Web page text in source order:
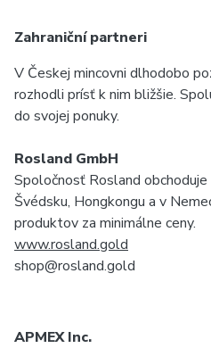
Zahraniční partneri
V Českej mincovni dlhodobo
rozhodli prísť k nim bližšie.
do svojej ponuky.
Rosland GmbH
Spoločnosť Rosland
Švédsku, Hongkongu a v
produktov za minimálne ceny.
www.rosland.gold
shop@rosland.gold
APMEX Inc.